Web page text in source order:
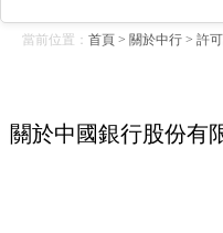
當前位置： 首頁 > 關於中行 > 許
關於中國銀行股份有